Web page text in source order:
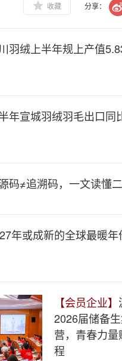
收藏 分享：
羽绒上半年规上产值
年宣城羽绒羽毛出口同
码≠追溯码，一文读懂
年或成新的全球最暖
【会员企业】
2026届储备
营，青春力
程